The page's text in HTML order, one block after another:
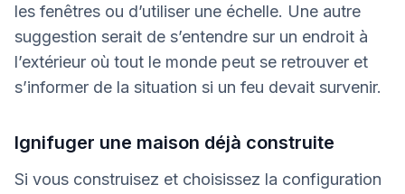
les fenêtres ou d’utiliser une échelle. Une autre
suggestion serait de s’entendre sur un endroit à
l’extérieur où tout le monde peut se retrouver et
s’informer de la situation si un feu devait survenir.
Ignifuger une maison déjà construite
Si vous construisez et choisissez la configuration